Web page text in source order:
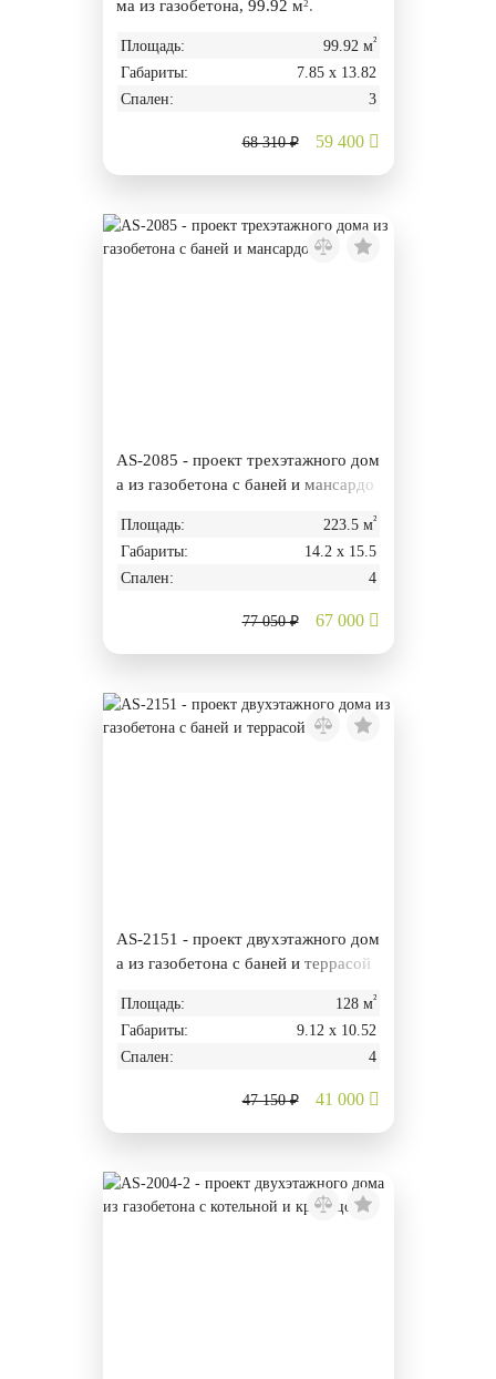
ма из газобетона, 99.92 м².
Площадь: 99.92 м²
Габариты:
7.85 х 13.82
Спален:
3
68 310 ₽ 59 400
AS-2085 - проект трехэтажного дом
а из газобетона с баней и мансардо
Площадь: 223.5 м²
Габариты:
14.2 х 15.5
Спален:
4
77 050 ₽ 67 000
AS-2151 - проект двухэтажного дом
а из газобетона с баней и террасой
Площадь: 128 м²
Габариты:
9.12 х 10.52
Спален:
4
47 150 ₽ 41 000